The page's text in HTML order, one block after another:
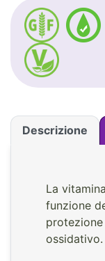
Descrizione
La
funzione
ossidativo.